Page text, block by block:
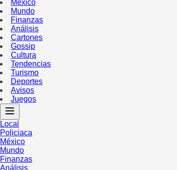
México
Mundo
Finanzas
Análisis
Cartones
Gossip
Cultura
Tendencias
Turismo
Deportes
Avisos
Juegos
Local
Policiaca
México
Mundo
Finanzas
Análisis